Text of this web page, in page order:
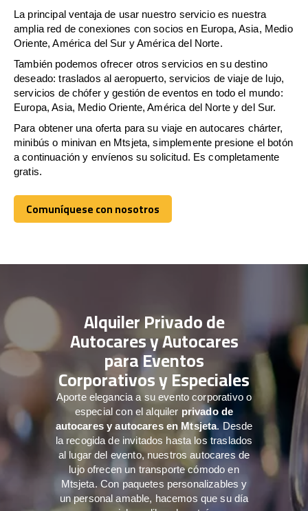
La principal ventaja de usar nuestro servicio es nuestra
amplia red de conexiones con socios en Europa, Asia, Medio
Oriente, América del Sur y América del Norte.
También podemos ofrecer otros servicios en su destino
deseado: traslados al aeropuerto, servicios de viaje de lujo,
servicios de chófer y gestión de eventos en todo el mundo:
Europa, Asia, Medio Oriente, América del Norte y del Sur.
Para obtener una oferta para su viaje en autocares chárter,
minibús o minivan en Mtsjeta, simplemente presione el botón
a continuación y envíenos su solicitud. Es completamente
gratis.
Comuníquese con nosotros
Comuníquese con nosotros
Alquiler Privado de
Autocares y Autocares
para Eventos
Corporativos y Especiales
Aporte elegancia a su evento corporativo o
especial con el alquiler privado de
autocares y autocares en Mtsjeta. Desde
la recogida de invitados hasta los traslados
al lugar del evento, nuestros autocares de
lujo ofrecen un transporte cómodo en
Mtsjeta. Con paquetes personalizables y
un personal amable, hacemos que su día